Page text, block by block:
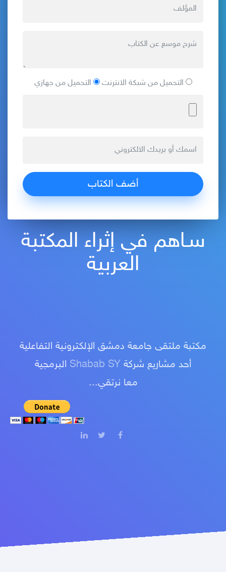
التحميل من شبكة الانترنت التحميل من جهازي
سـاهم في إثراء المكتبة
العربية
مكتبة ملتقى جامعة دمشق الإلكترونية التفاعلية
أحد مشاريع شركة Shabab SY البرمجية
معا نرتقي...